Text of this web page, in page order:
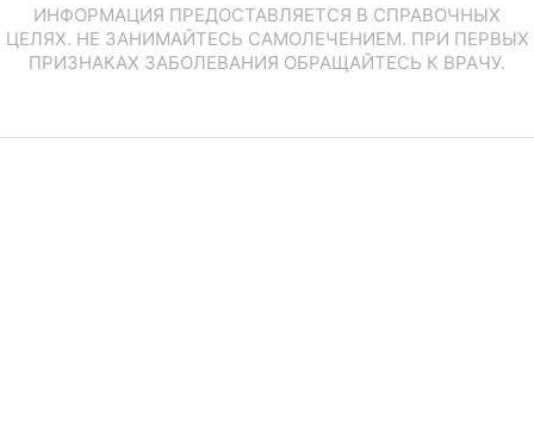
ИНФОРМАЦИЯ ПРЕДОСТАВЛЯЕТСЯ В СПРАВОЧНЫХ
ЦЕЛЯХ. НЕ ЗАНИМАЙТЕСЬ САМОЛЕЧЕНИЕМ. ПРИ ПЕРВЫХ
ПРИЗНАКАХ ЗАБОЛЕВАНИЯ ОБРАЩАЙТЕСЬ К ВРАЧУ.